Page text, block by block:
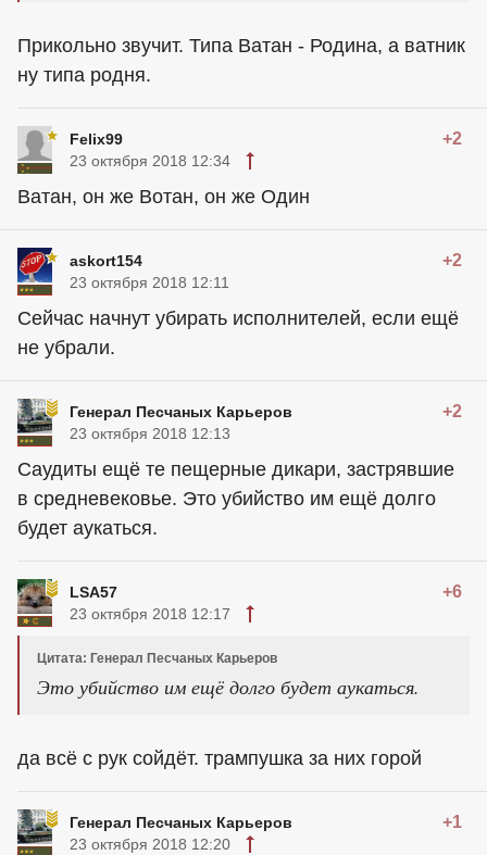
Прикольно звучит. Типа Ватан - Родина, а ватник
ну типа родня.
Felix99 +2
23 октября 2018 12:34
Ватан, он же Вотан, он же Один
askort154 +2
23 октября 2018 12:11
Сейчас начнут убирать исполнителей, если ещё
не убрали.
Генерал Песчаных Карьеров +2
23 октября 2018 12:13
Саудиты ещё те пещерные дикари, застрявшие
в средневековье. Это убийство им ещё долго
будет аукаться.
LSA57 +6
23 октября 2018 12:17
Цитата: Генерал Песчаных Карьеров
Это убийство им ещё долго будет аукаться.
да всё с рук сойдёт. трампушка за них горой
Генерал Песчаных Карьеров +1
23 октября 2018 12:20